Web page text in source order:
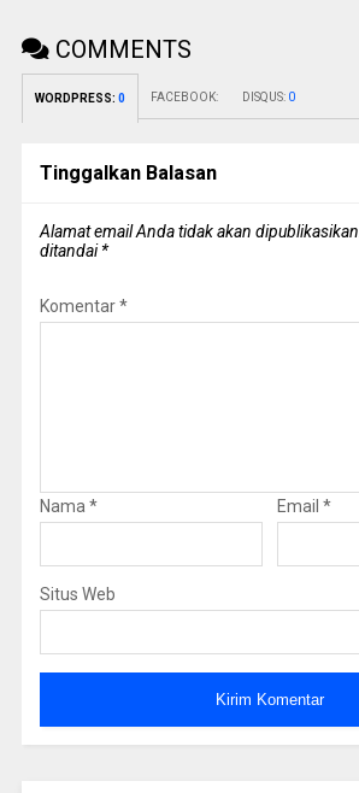
COMMENTS
WORDPRESS: 0 FACEBOOK: DISQUS: 0
Tinggalkan Balasan
Alamat email Anda tidak akan dipublikasikan.
ditandai*
Komentar*
Nama * Email *
Situs Web